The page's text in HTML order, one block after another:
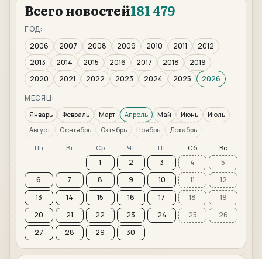
Всего новостей181 479
ГОД:
2006
2007 2008 2009 2010 2011
2012
2013
2014 2015 2016 2017 2018
2019
2020
2021 2022 2023 2024 2025
2026
МЕСЯЦ:
Январь Февраль Март Апрель Май Июнь
Июль
Август
Сентябрь Октябрь Ноябрь Декабрь
Пн Вт Ср Чт Пт Сб Вс
1 2 3 4
5
6
7 8 9 10 11
12
13
14 15 16 17 18
19
20
21 22 23 24 25
26
27
28 29 30